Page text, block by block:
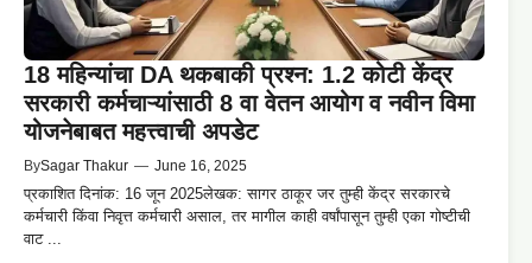
18 महिन्यांचा DA थकबाकी प्रश्न: 1.2 कोटी केंद्र
सरकारी कर्मचाऱ्यांसाठी 8 वा वेतन आयोग व नवीन विमा
योजनेबाबत महत्त्वाची अपडेट
BySagar Thakur — June 16, 2025
प्रकाशित दिनांक: 16 जून 2025लेखक: सागर ठाकूर जर तुम्ही केंद्र सरकारचे
कर्मचारी किंवा निवृत्त कर्मचारी असाल, तर मागील काही वर्षांपासून तुम्ही एका गोष्टीची
वाट ...